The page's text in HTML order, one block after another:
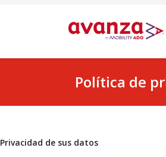
Política de
Privacidad de sus datos